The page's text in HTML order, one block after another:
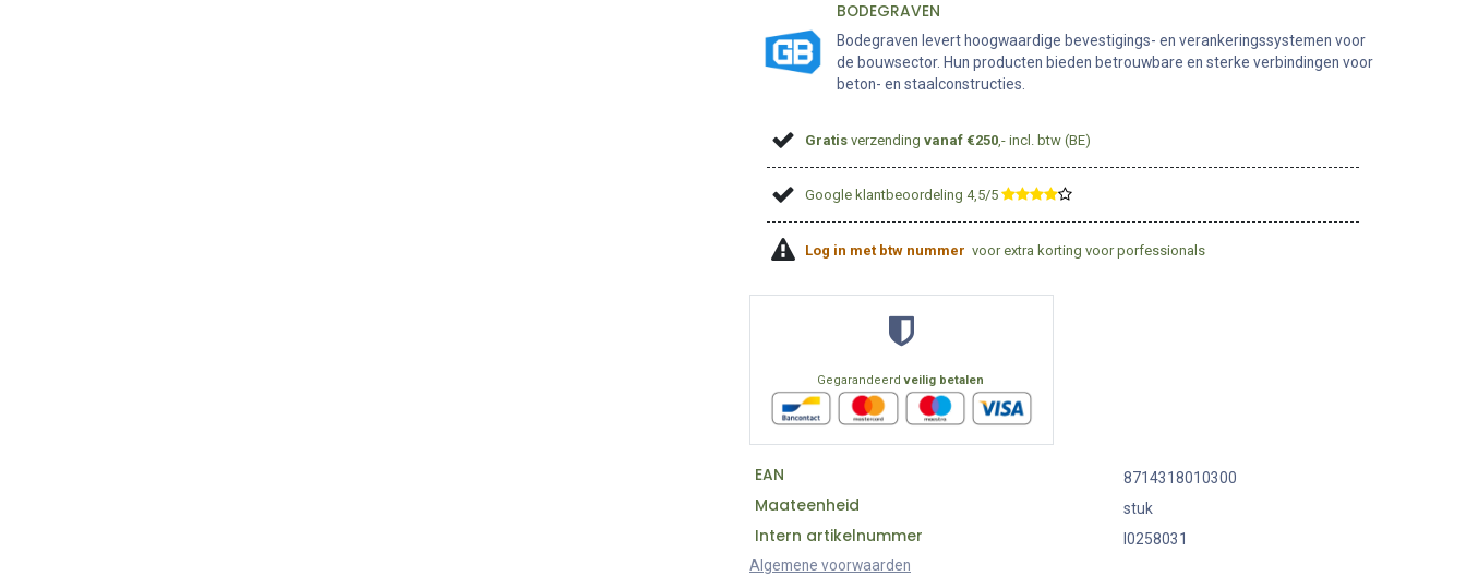
BODEGRAVEN
Bodegraven levert hoogwaardige bevestigings- en verankeringssystemen voor
de bouwsector. Hun producten bieden betrouwbare en sterke verbindingen voor
beton- en staalconstructies.
Gratis verzendingvanaf €250 ,- incl. btw (BE)
Google klantbeoordeling 4,5/5 ​
Log in met btw nummer voor extra korting voor porfessionals
Gegarandeerdveilig betalen
EAN 8714318010300
Maateenheid stuk
Intern artikelnummer
I0258031
Algemene voorwaarden